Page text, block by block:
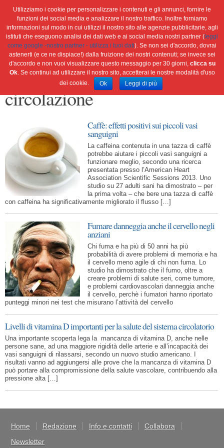
Home Ambiente Attualità
Cultura e società
Green economy
Salute Scienza&tec
Libri
Blog
Viaggi
circolazione
Caffè: effetti positivi sui piccoli vasi
sanguigni
La caffeina contenuta in una tazza di caffè
potrebbe aiutare i piccoli vasi sanguigni a
funzionare meglio, secondo una ricerca
presentata presso l’American Heart
Association Scientific Sessions 2013. Uno
studio su 27 adulti sani ha dimostrato – per
la prima volta – che bere una tazza di caffè
con caffeina ha significativamente migliorato il flusso […]
Fumare danneggia anche il cervello negli
anziani
Chi fuma e ha più di 50 anni ha più
probabilità di avere problemi di memoria e ha
il cervello meno agile di chi non fuma. Lo
studio ha dimostrato che il fumo, oltre a
creare problemi di salute seri, come tumore,
e problemi cardiovascolari danneggia anche
il cervello, perchè i fumatori hanno riportato
punteggi minori nei test che misurano l’attività del cervello
Livelli di vitamina D importanti per la salute del sistema circolatorio
Una importante scoperta lega la mancanza di vitamina D, anche nelle
persone sane, ad una maggiore rigidità delle arterie e all’incapacità dei
vasi sanguigni di rilassarsi, secondo un nuovo studio americano. I
risultati vanno ad aggiungersi alle prove che la mancanza di vitamina D
può portare alla compromissione della salute vascolare, contribuendo alla
pressione alta […]
Home Redazione Info e contatti
Collabora
Newsletter
Utilizziamo i cookie per personalizzare i contenuti e gli annunci, fornire le
funzioni dei social media e analizzare il nostro traffico. Inoltre forniamo
informazioni sul modo in cui utilizzi il nostro sito alle agenzie pubblicitarie, agli
istituti che eseguono analisi dei dati web e ai social media nostri partner ( leggi
come google -nostro partner - utilizza i tuoi dati). Se non sei d'accordo, dovrai
astenerti (e ce ne dispiace!) dalla fruizione dei nostri contenuti; se invece sei
d'accordo e non vuoi visualizzare questo messaggio per 30 giorni, clicca su
Ok. Se continui ad utilizzare il nostro sito, accetterai le nostre modalità d'uso
dei cookie.
Ok Leggi di più